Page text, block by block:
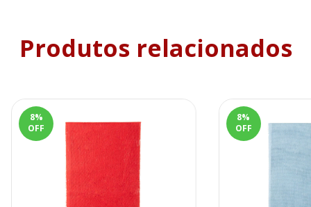
Produtos relacionados
8%
OFF
8%
OFF